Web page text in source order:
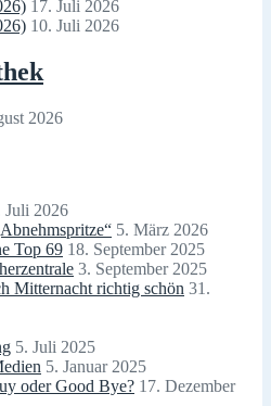
17. Juli 2026
10. Juli 2026
2026
Juli 2026
5. März 2026
Top 69 18. September 2025
3. September 2025
Mitternacht richtig schön 31.
5. Juli 2025
5. Januar 2025
oder Good Bye? 17. Dezember